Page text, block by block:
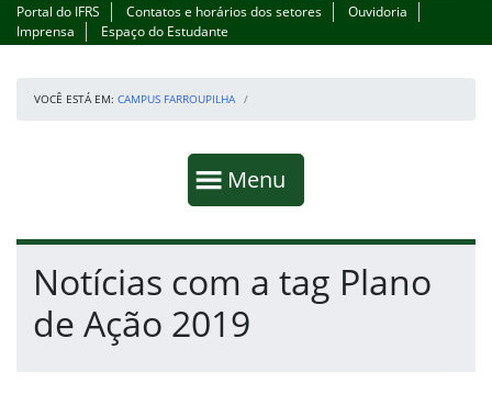
Portal do IFRS Contatos e horários dos setores
Ouvidoria
Imprensa
Espaço do Estudante
VOCÊ ESTÁ EM: CAMPUS FARROUPILHA
Mostrar
Menu
Fim da navegação
Início do conteúdo
Notícias com a tag Plano
de Ação 2019